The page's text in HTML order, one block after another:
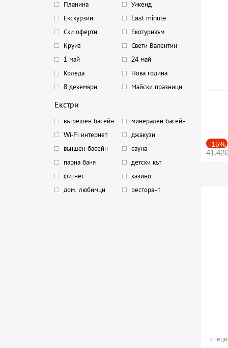
Планина
Уикенд
Екскурзии
Last minute
Ски оферти
Екотуризъм
Круиз
Свети Валентин
1 май
24 май
Коледа
Нова година
8 декември
Майски празници
Екстри
вътрешен басейн
минерален басейн
Wi-Fi интернет
джакузи
външен басейн
сауна
парна баня
детски кът
фитнес
казино
дом. любимци
ресторант
-15%
41.42€